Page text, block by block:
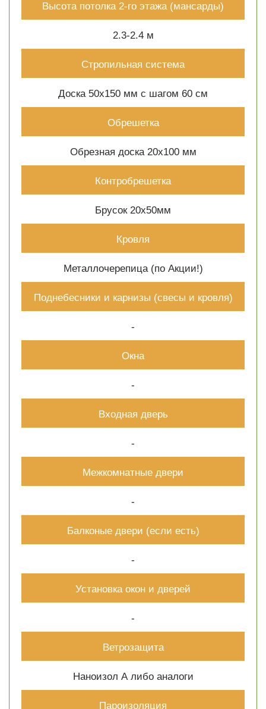
Высота потолка 2-го этажа (мансарды)
2.3-2.4 м
Стропильная система
Доска 50х150 мм с шагом 60 см
Обрешетка
Обрезная доска 20х100 мм
Контробрешетка
Брусок 20х50мм
Кровля
Металлочерепица (по Акции!)
Поднебесники и карнизы (свесы и кровля)
-
Окна
-
Входная дверь
-
Межкомнатные двери
-
Балконые двери (если есть)
-
Установка окон и дверей
-
Ветрозащита
Наноизол А либо аналоги
Пароизоляция